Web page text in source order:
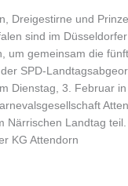
Dreigestirne und
sind im
um gemeinsam die
SPD-
Dienstag, 3. Februar
Närrischen Landtag
KG Attendorn